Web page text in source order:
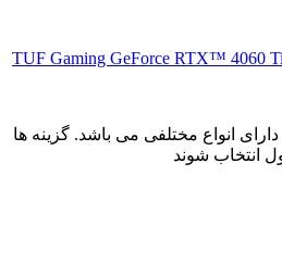
کارت گرافیک ایسوس مدل TUF Gaming GeForce RTX™ 4060 Ti
انواع مختلفی می باشد. گزینه ها
شوند